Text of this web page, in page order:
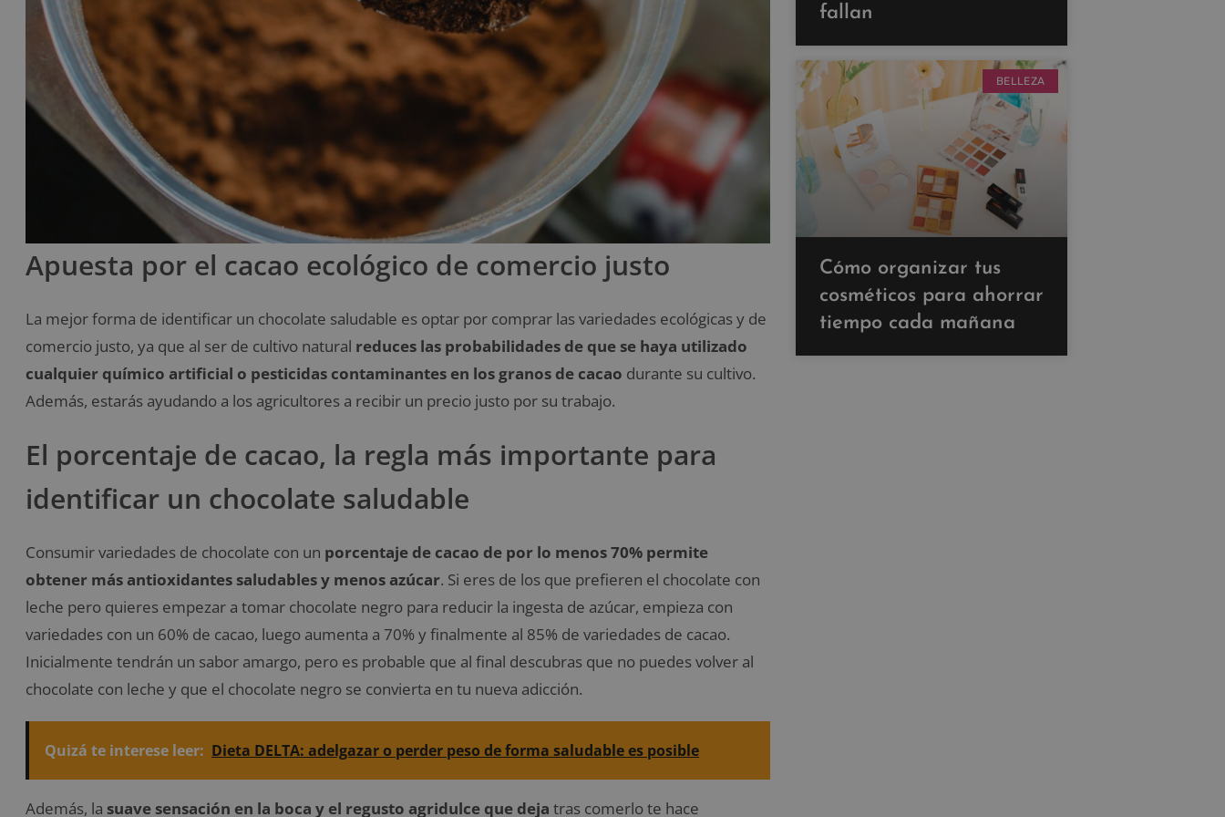
Apuesta por el cacao ecológico de comercio justo
La mejor forma de identificar un chocolate saludable es optar por comprar las variedades ecológicas y de
comercio justo, ya que al ser de cultivo natural reduces las probabilidades de que se haya utilizado
cualquier químico artificial o pesticidas contaminantes en los granos de cacao durante su cultivo.
Además, estarás ayudando a los agricultores a recibir un precio justo por su trabajo.
El porcentaje de cacao, la regla más importante para
identificar un chocolate saludable
Consumir variedades de chocolate con un porcentaje de cacao de por lo menos 70% permite
obtener más antioxidantes saludables y menos azúcar. Si eres de los que prefieren el chocolate con
leche pero quieres empezar a tomar chocolate negro para reducir la ingesta de azúcar, empieza con
variedades con un 60% de cacao, luego aumenta a 70% y finalmente al 85% de variedades de cacao.
Inicialmente tendrán un sabor amargo, pero es probable que al final descubras que no puedes volver al
chocolate con leche y que el chocolate negro se convierta en tu nueva adicción.
Quizá te interese leer: Dieta DELTA: adelgazar o perder peso de forma saludable es posible
Además, la suave sensación en la boca y el regusto agridulce que deja tras comerlo te hace
fallan
BELLEZA
Cómo organizar tus
cosméticos para ahorrar
tiempo cada mañana